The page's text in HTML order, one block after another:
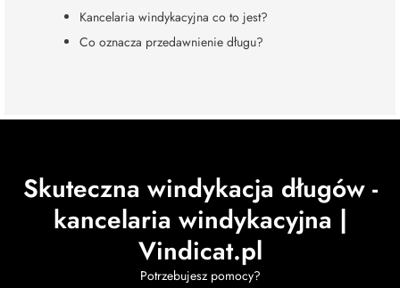
Kancelaria windykacyjna co to jest?
Co oznacza przedawnienie długu?
Skuteczna windykacja długów -
kancelaria windykacyjna |
Vindicat.pl
Potrzebujesz pomocy?